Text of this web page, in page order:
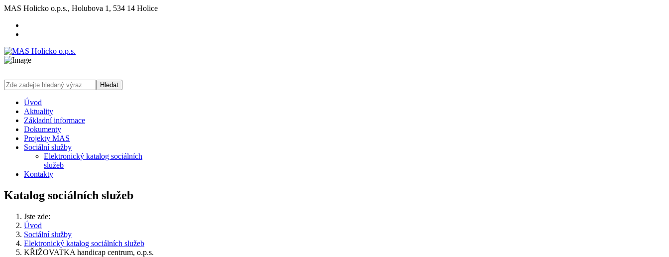
MAS Holicko o.p.s., Holubova 1, 534 14 Holice
Hledat
Úvod
Aktuality
Základní informace
Dokumenty
Projekty MAS
Sociální služby
Elektronický katalog sociálních
služeb
Kontakty
Katalog sociálních služeb
Jste zde:
Úvod
Sociální služby
Elektronický katalog sociálních služeb
KŘIŽOVATKA handicap centrum, o.p.s.